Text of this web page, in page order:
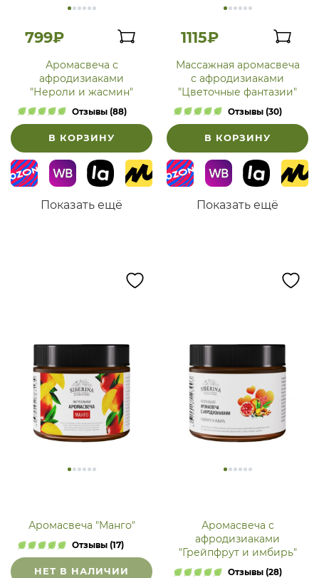
799₽
Аромасвеча с
афродизиаками
"Нероли и жасмин"
Отзывы (88)
В КОРЗИНУ
Показать ещё
1115₽
Массажная аромасвеча
с афродизиаками
"Цветочные фантазии"
Отзывы (30)
В КОРЗИНУ
Показать ещё
Аромасвеча "Манго"
Отзывы (17)
НЕТ В НАЛИЧИИ
Аромасвеча с
афродизиаками
"Грейпфрут и имбирь"
Отзывы (28)